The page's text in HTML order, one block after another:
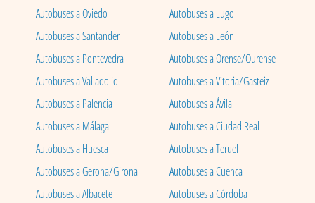
Autobuses a Oviedo
Autobuses a Lugo
Autobuses a Santander
Autobuses a León
Autobuses a Pontevedra
Autobuses a Orense/Ourense
Autobuses a Valladolid
Autobuses a Vitoria/Gasteiz
Autobuses a Palencia
Autobuses a Ávila
Autobuses a Málaga
Autobuses a Ciudad Real
Autobuses a Huesca
Autobuses a Teruel
Autobuses a Gerona/Girona
Autobuses a Cuenca
Autobuses a Albacete
Autobuses a Córdoba